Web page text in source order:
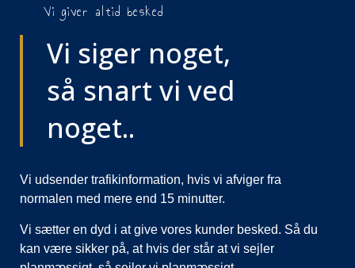
Vi giver altid besked
Vi siger noget,
så snart vi ved
noget..
Vi udsender trafikinformation, hvis vi afviger fra
normalen med mere end 15 minutter.
Vi sætter en dyd i at give vores kunder besked. Så du
kan være sikker på, at hvis der står at vi sejler